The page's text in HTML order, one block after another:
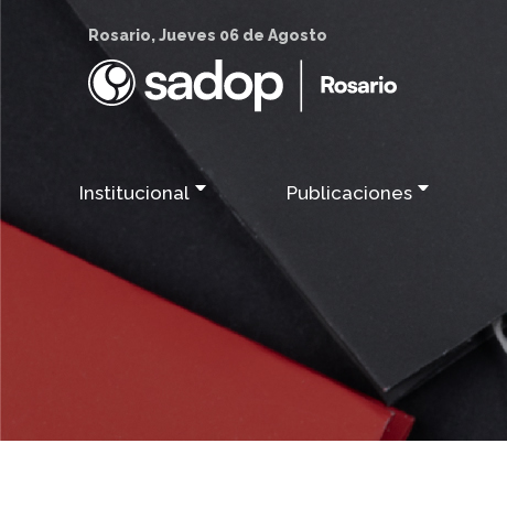
Rosario, Jueves 06 de Agosto
Institucional Publicaciones